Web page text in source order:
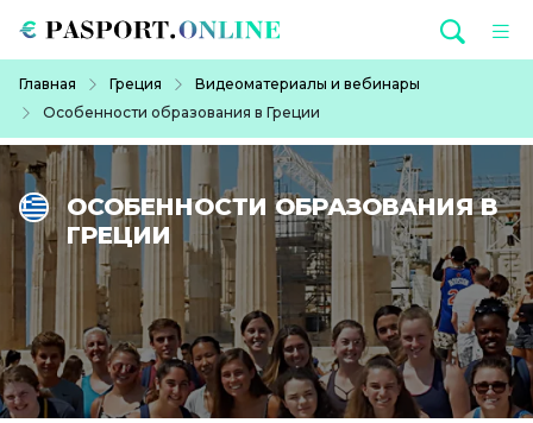
Главная Греция
Видеоматериалы и вебинары
Особенности образования в Греции
ОСОБЕННОСТИ ОБРАЗОВАНИЯ В
ГРЕЦИИ